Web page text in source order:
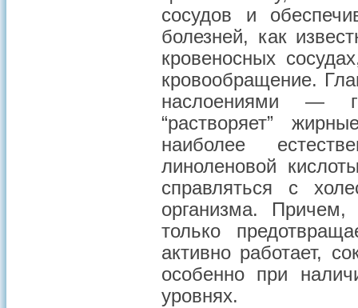
сосудов и
болезней, как
кровеносных
кровообращение.
наслоениями —
“растворяет”
наиболее
линоленовой
справляться с
организма.
только
активно работает,
особенно при
уровнях.